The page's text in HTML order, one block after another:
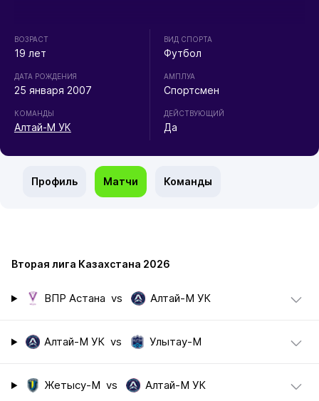
ВОЗРАСТ
19 лет
ДАТА РОЖДЕНИЯ
25 января 2007
КОМАНДЫ
Алтай-М УК
ВИД СПОРТА
Футбол
АМПЛУА
Спортсмен
ДЕЙСТВУЮЩИЙ
Да
Профиль Матчи Команды
Вторая лига Казахстана 2026
ВПР Астана vs Алтай-М УК
Алтай-М УК vs Улытау-М
Жетысу-М vs Алтай-М УК